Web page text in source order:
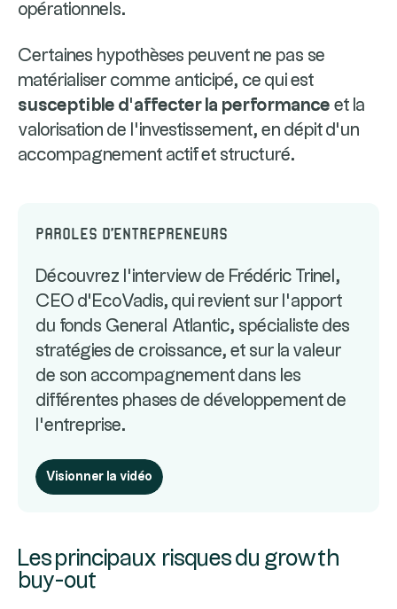
opérationnels.
Certaines hypothèses peuvent ne pas se
matérialiser comme anticipé, ce qui est
susceptible d’affecter la performance et la
valorisation de l’investissement, en dépit d’un
accompagnement actif et structuré.
Paroles d'entrepreneurs
Découvrez l’interview de Frédéric Trinel,
CEO d’EcoVadis, qui revient sur l’apport
du fonds General Atlantic, spécialiste des
stratégies de croissance, et sur la valeur
de son accompagnement dans les
différentes phases de développement de
l’entreprise.
Visionner la vidéo
Les principaux risques du growth
buy-out